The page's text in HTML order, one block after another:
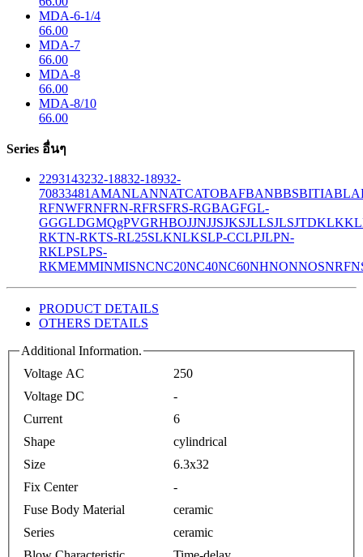
MDA-6-1/4
66.00
MDA-7
66.00
MDA-8
66.00
MDA-8/10
66.00
Series อื่นๆ
2293143232-18832-18932-
70833481 AMANLANNATCATOBAFBANBBSBITIABLA
RFNWFRNFRN-RFRSFRS-RGBAGFGL-
GGGLDGMQgPVGRHBOJJNJJSJKSJLLSJLSJTDKLK
RKTN-RKTS-RL25SLKNLKSLP-CCLPJLPN-
RKLPSLPS-
RKMEMMINMISNCNC20NC40NC60NHNONNOSNRF
PRODUCT DETAILS
OTHERS DETAILS
Additional Information.
Voltage AC
250
Voltage DC
-
Current
6
Shape
cylindrical
Size
6.3x32
Fix Center
-
Fuse Body Material
ceramic
Series
ceramic